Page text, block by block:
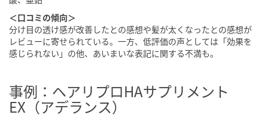
＜口コミの傾向＞
分け目の透け感が改善したとの感想や髪が太くなったとの感想が
レビューに寄せられている。一方、低評価の声としては「効果を
感じられない」の他、あいまいな表記に関する不満も。
事例：ヘアリプロHAサプリメント
EX（アデランス）